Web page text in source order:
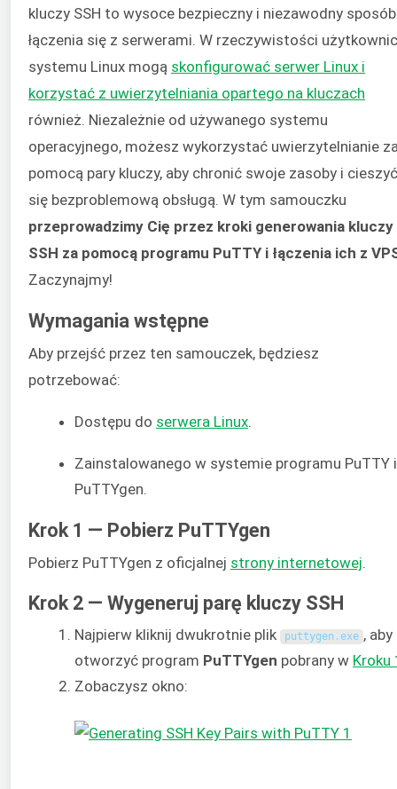
kluczy SSH to wysoce bezpieczny i niezawodny sposób
łączenia się z serwerami. W rzeczywistości
systemu Linux mogą skonfigurować serwer Linux i
korzystać z uwierzytelniania opartego na kluczach
również. Niezależnie od używanego systemu
operacyjnego, możesz wykorzystać uwierzytelnianie
pomocą pary kluczy, aby chronić swoje zasoby i cieszyć
się bezproblemową obsługą. W tym samouczku
przeprowadzimy Cię przez kroki generowania kluczy
SSH za pomocą programu PuTTY i łączenia ich z
Zaczynajmy!
Wymagania wstępne
Aby przejść przez ten samouczek, będziesz
potrzebować:
Dostępu do serwera Linux
Zainstalowanego w systemie programu PuTTY i
PuTTYgen.
Krok 1 — Pobierz PuTTYgen
Pobierz PuTTYgen z oficjalnej strony internetowej
Krok 2 — Wygeneruj parę kluczy SSH
Najpierw kliknij dwukrotnie plik puttygen .exe , aby
otworzyć program PuTTYgen pobrany w Kroku
Zobaczysz okno: